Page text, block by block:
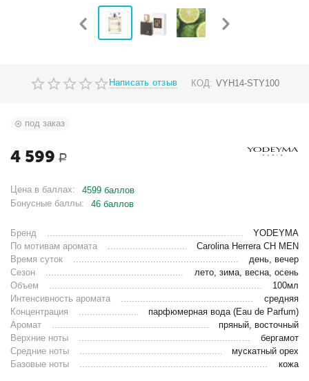
Написать отзыв КОД: VYH14-STY100
под заказ
4 599 Р
Цена в баллах:
4599 баллов
Бонусные баллы:
46 баллов
Бренд
YODEYMA
По мотивам аромата
Carolina Herrera CH MEN
Время суток
день, вечер
Сезон
лето, зима, весна, осень
Объем
100мл
Интенсивность аромата
средняя
Концентрация
парфюмерная вода (Eau de Parfum)
Аромат
пряный, восточный
Верхние ноты
бергамот
Средние ноты
мускатный орех
Базовые ноты
кожа